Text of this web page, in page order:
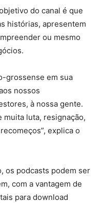
do canal é que
histórias, apresentem
ou mesmo
grossense em sua
nossos
à nossa gente.
luta, resignação,
explica o
os podcasts podem ser
com a vantagem de
para download